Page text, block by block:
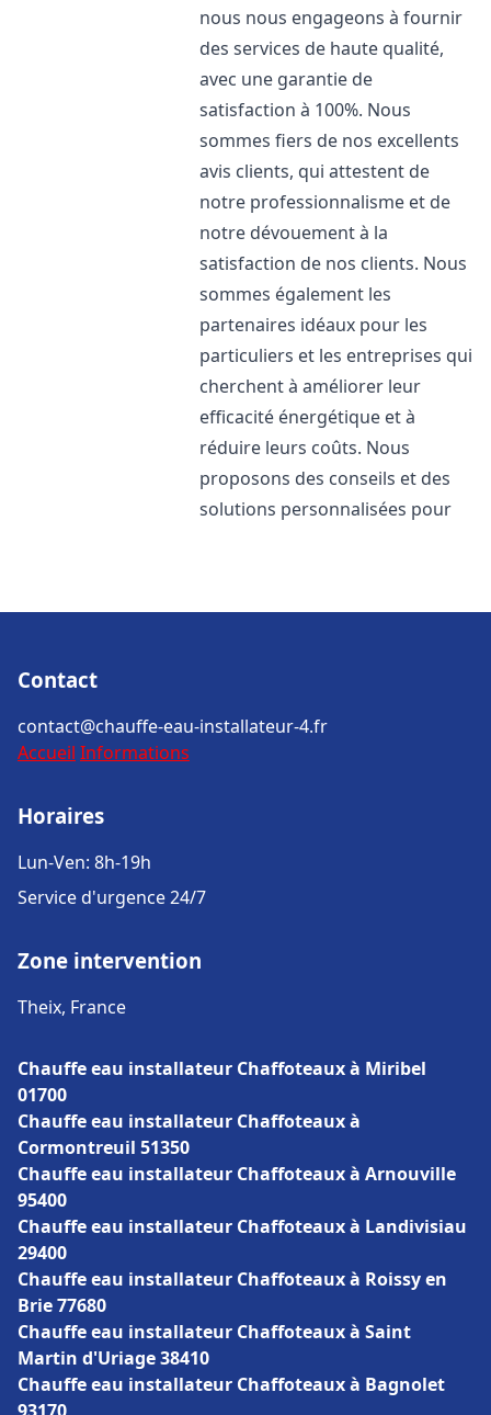
nous nous engageons à fournir
des services de haute qualité,
avec une garantie de
satisfaction à 100%. Nous
sommes fiers de nos excellents
avis clients, qui attestent de
notre professionnalisme et de
notre dévouement à la
satisfaction de nos clients. Nous
sommes également les
partenaires idéaux pour les
particuliers et les entreprises qui
cherchent à améliorer leur
efficacité énergétique et à
réduire leurs coûts. Nous
proposons des conseils et des
solutions personnalisées pour
Contact
contact@chauffe-eau-installateur-4.fr
Accueil Informations
Horaires
Lun-Ven: 8h-19h
Service d'urgence 24/7
Zone intervention
Theix, France
Chauffe eau installateur Chaffoteaux à Miribel
01700
Chauffe eau installateur Chaffoteaux à
Cormontreuil 51350
Chauffe eau installateur Chaffoteaux à Arnouville
95400
Chauffe eau installateur Chaffoteaux à Landivisiau
29400
Chauffe eau installateur Chaffoteaux à Roissy en
Brie 77680
Chauffe eau installateur Chaffoteaux à Saint
Martin d'Uriage 38410
Chauffe eau installateur Chaffoteaux à Bagnolet